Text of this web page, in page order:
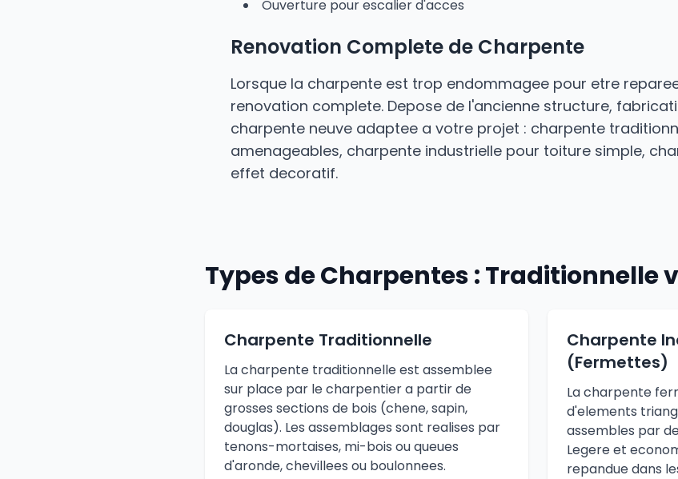
Ouverture pour escalier d'acces
Renovation Complete de Charpente
Lorsque la charpente est trop endommagee pour etre
renovation complete. Depose de l'ancienne structure,
charpente neuve adaptee a votre projet : charpente
amenageables, charpente industrielle pour toiture simple,
effet decoratif.
Types de Charpentes : Traditionnelle
Charpente Traditionnelle
La charpente traditionnelle est assemblee
sur place par le charpentier a partir de
grosses sections de bois (chene, sapin,
douglas). Les assemblages sont realises par
tenons-mortaises, mi-bois ou queues
d'aronde, chevillees ou boulonnees.
Charpente
(Fermettes)
La charpente
d'elements
assembles par
Legere et
repandue dans